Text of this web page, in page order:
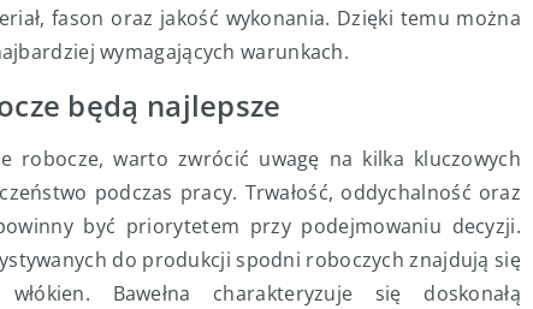
fason oraz jakość wykonania. Dzięki temu można
wymagających warunkach.
będą najlepsze
robocze, warto zwrócić uwagę na kilka kluczowych
podczas pracy. Trwałość, oddychalność oraz
być priorytetem przy podejmowaniu decyzji.
do produkcji spodni roboczych znajdują się
Bawełna charakteryzuje się doskonałą